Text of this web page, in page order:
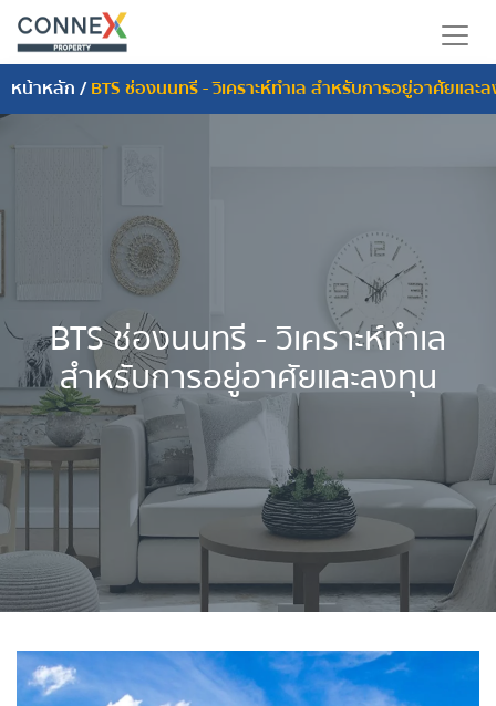
หน้าหลัก/BTS ช่องนนทรี - วิเคราะห์ทำเล สำหรับการอยู่อาศัยและ
BTS ช่องนนทรี - วิเคราะห์ทำเล
สำหรับการอยู่อาศัยและลงทุน